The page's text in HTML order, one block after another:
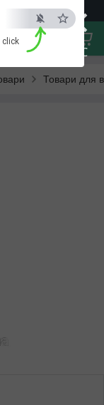
×
ESC
click
Товари для